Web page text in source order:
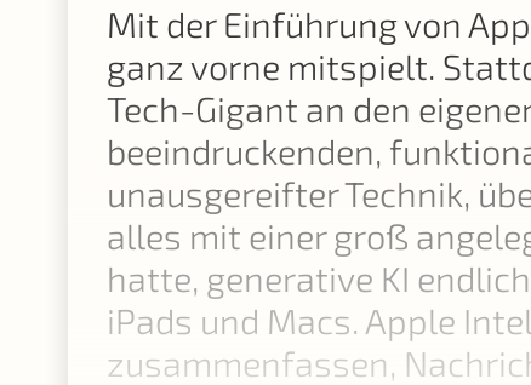
Mit der Einführung von
ganz vorne mitspielt.
Tech-Gigant an den
beeindruckenden,
unausgereifter Technik,
alles mit einer groß
hatte, generative KI
iPads und Macs. Apple
zusammenfassen,